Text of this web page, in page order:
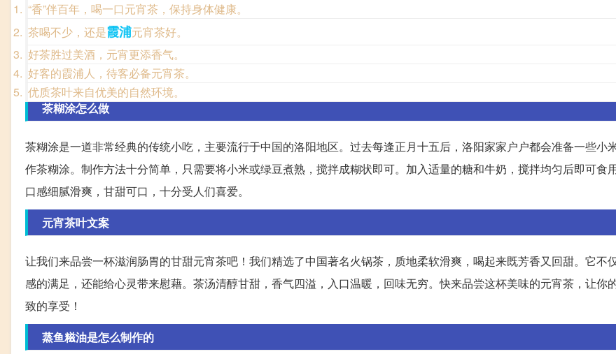
“香”伴百年，喝一口元宵茶，保持身体健康。
茶喝不少，还是霞浦元宵茶好。
好茶胜过美酒，元宵更添香气。
好客的霞浦人，待客必备元宵茶。
优质茶叶来自优美的自然环境。
茶糊涂怎么做
茶糊涂是一道非常经典的传统小吃，主要流行于中国的洛阳地区。过去每逢正月十五后，洛阳家家户户都会准备一些小
作茶糊涂。制作方法十分简单，只需要将小米或绿豆煮熟，搅拌成糊状即可。加入适量的糖和牛奶，搅拌均匀后即可食
口感细腻滑爽，甘甜可口，十分受人们喜爱。
元宵茶叶文案
让我们来品尝一杯滋润肠胃的甘甜元宵茶吧！我们精选了中国著名火锅茶，质地柔软滑爽，喝起来既芳香又回甜。它不
感的满足，还能给心灵带来慰藉。茶汤清醇甘甜，香气四溢，入口温暖，回味无穷。快来品尝这杯美味的元宵茶，让你
致的享受！
蒸鱼糍油是怎么制作的